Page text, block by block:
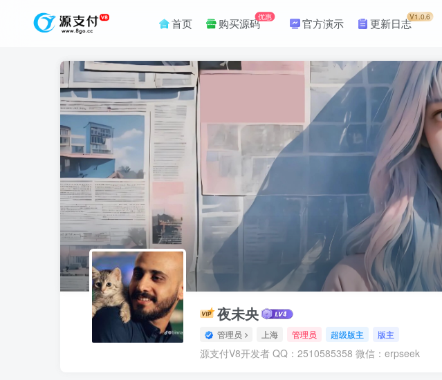
首页 购买源码优惠 官方演示 更新日志V1.0.6
夜未央
管理员 上海 管理员 超级版主 版主
源支付V8开发者 QQ：2510585358 微信：erpseek